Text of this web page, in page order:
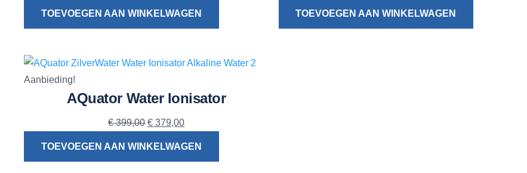
TOEVOEGEN AAN WINKELWAGEN TOEVOEGEN AAN WINKELWAGEN
Aanbieding!
AQuator Water Ionisator
€399,00 Oorspronkelijke
€ 379,00Huidige
TOEVOEGEN AAN WINKELWAGEN